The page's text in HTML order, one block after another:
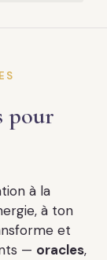
pour
à la
à ton
et
— oracles,